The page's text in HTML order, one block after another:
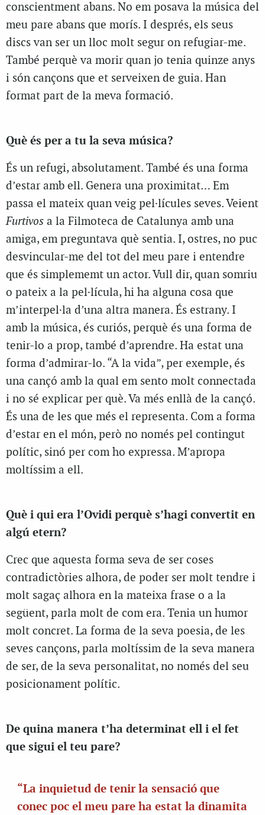
conscientment abans. No em posava la música del
meu pare abans que morís. I després, els seus
discs van ser un lloc molt segur on refugiar-me.
També perquè va morir quan jo tenia quinze anys
i són cançons que et serveixen de guia. Han
format part de la meva formació.
Què és per a tu la seva música?
És un refugi, absolutament. També és una forma
d’estar amb ell. Genera una proximitat… Em
passa el mateix quan veig pel·lícules seves. Veient
Furtivos a la Filmoteca de Catalunya amb una
amiga, em preguntava què sentia. I, ostres, no puc
desvincular-me del tot del meu pare i entendre
que és simplememt un actor. Vull dir, quan somriu
o pateix a la pel·lícula, hi ha alguna cosa que
m’interpel·la d’una altra manera. És estrany. I
amb la música, és curiós, perquè és una forma de
tenir-lo a prop, també d’aprendre. Ha estat una
forma d’admirar-lo. “A la vida”, per exemple, és
una cançó amb la qual em sento molt connectada
i no sé explicar per què. Va més enllà de la cançó.
És una de les que més el representa. Com a forma
d’estar en el món, però no només pel contingut
polític, sinó per com ho expressa. M’apropa
moltíssim a ell.
Què i qui era l’Ovidi perquè s’hagi convertit en
algú etern?
Crec que aquesta forma seva de ser coses
contradictòries alhora, de poder ser molt tendre i
molt sagaç alhora en la mateixa frase o a la
següent, parla molt de com era. Tenia un humor
molt concret. La forma de la seva poesia, de les
seves cançons, parla moltíssim de la seva manera
de ser, de la seva personalitat, no només del seu
posicionament polític.
De quina manera t’ha determinat ell i el fet
que sigui el teu pare?
“La inquietud de tenir la sensació que
conec poc el meu pare ha estat la dinamita